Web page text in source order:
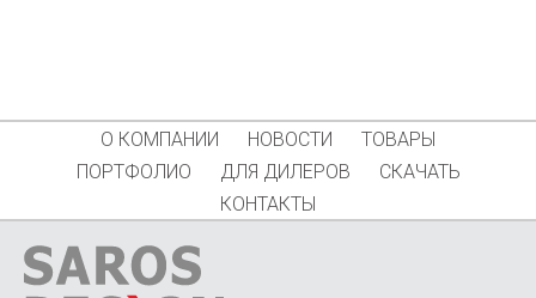
О КОМПАНИИ НОВОСТИ
ТОВАРЫ
ПОРТФОЛИО
ДЛЯ ДИЛЕРОВ
СКАЧАТЬ
КОНТАКТЫ